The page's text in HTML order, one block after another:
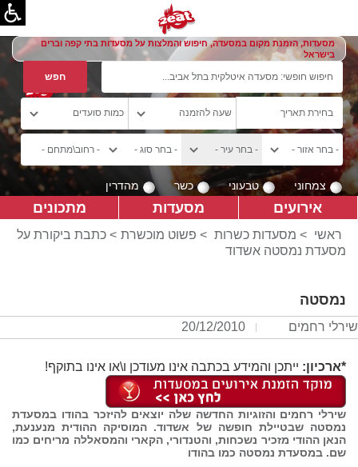
מסעדות, הזמנת מקום במסעדה, חיפוש והמלצות על מסעדות בתי קפה וברים
בישראל
צמחוני טבעוני כשר מהדרין
אירועים מסעדות מתכונים
ראשי > מסעדות כשרות > פשוט מוכשרת > כתבת ביקורת על
מסעדת נמסטה אשדוד
נמסטה
שירלי רחמים 20/12/2010
*ארכיון: ייתכן והמידע בכתבה אינו מעודכן ו\או אינו בתוקף!
שירלי רחמים והזוגיות החדשה שלה יוצאים להיזכר בהודו במסעדת
נמסטה שבטיילת חופשה של אשדוד. המוסיקה ההודית מנענעת,
הנאן ההודי מזכיר נשכחות, והטנדורי, הקארי והמסאללה מריחים כמו
שם. במסעדת נמסטה כמו בהודו